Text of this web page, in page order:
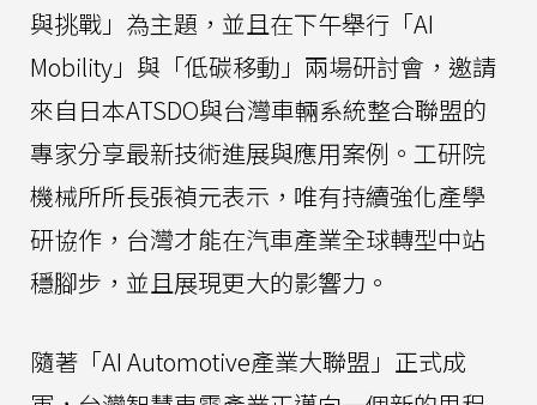
與挑戰」為主題，並且在下午舉行「AI
Mobility」與「低碳移動」兩場研討會，邀請
來自日本ATSDO與台灣車輛系統整合聯盟的
專家分享最新技術進展與應用案例。工研院
機械所所長張禎元表示，唯有持續強化產學
研協作，台灣才能在汽車產業全球轉型中站
穩腳步，並且展現更大的影響力。
隨著「AI Automotive產業大聯盟」正式成